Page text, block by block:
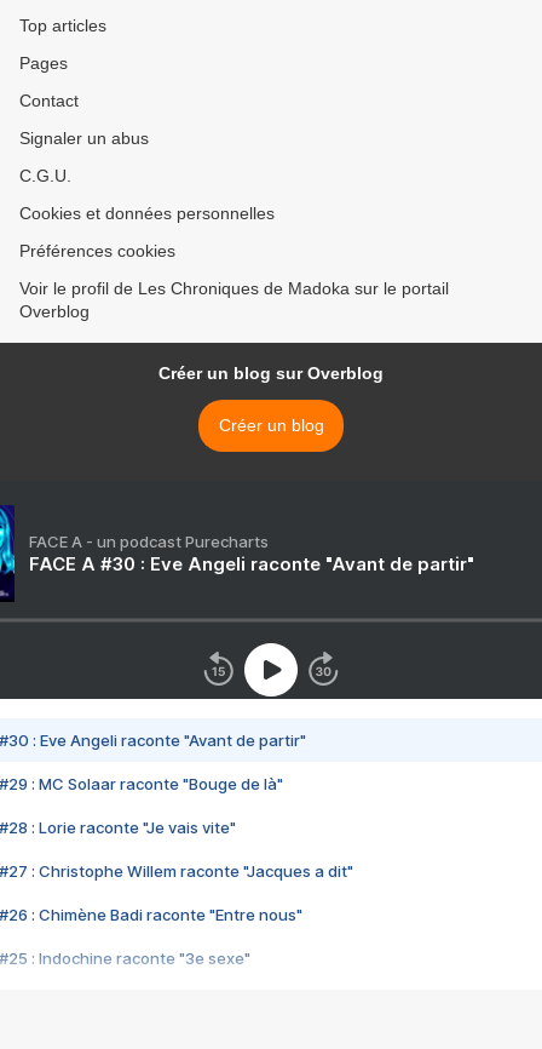
Top articles
Pages
Contact
Signaler un abus
C.G.U.
Cookies et données personnelles
Préférences cookies
Voir le profil de Les Chroniques de Madoka sur le portail
Overblog
Créer un blog sur Overblog
Créer un blog
FACE A - un podcast Purecharts
FACE A #30 : Eve Angeli raconte "Avant de partir"
#30 : Eve Angeli raconte "Avant de partir"
#29 : MC Solaar raconte "Bouge de là"
#28 : Lorie raconte "Je vais vite"
#27 : Christophe Willem raconte "Jacques a dit"
#26 : Chimène Badi raconte "Entre nous"
#25 : Indochine raconte "3e sexe"